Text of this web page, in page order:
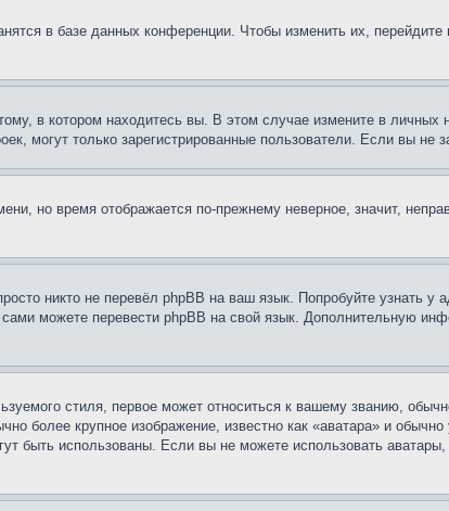
в базе данных конференции. Чтобы изменить их,
в котором находитесь вы. В этом случае измените в личных
могут только зарегистрированные пользователи. Если вы не
но время отображается по-прежнему неверное, значит,
никто не перевёл phpBB на ваш язык. Попробуйте узнать у
можете перевести phpBB на свой язык. Дополнительную
стиля, первое может относиться к вашему званию,
более крупное изображение, известно как «аватара» и
быть использованы. Если вы не можете использовать